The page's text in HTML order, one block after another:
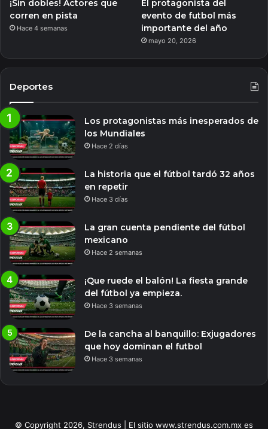
¡Sin dobles! Actores que
corren en pista
Hace 4 semanas
El protagonista del
evento de futbol más
importante del año
mayo 20, 2026
Deportes
Los protagonistas más inesperados de
los Mundiales
Hace 2 días
La historia que el fútbol tardó 32 años
en repetir
Hace 3 días
La gran cuenta pendiente del fútbol
mexicano
Hace 2 semanas
¡Que ruede el balón! La fiesta grande
del fútbol ya empieza.
Hace 3 semanas
De la cancha al banquillo: Exjugadores
que hoy dominan el futbol
Hace 3 semanas
© Copyright 2026, Strendus | El sitio www.strendus.com.mx es